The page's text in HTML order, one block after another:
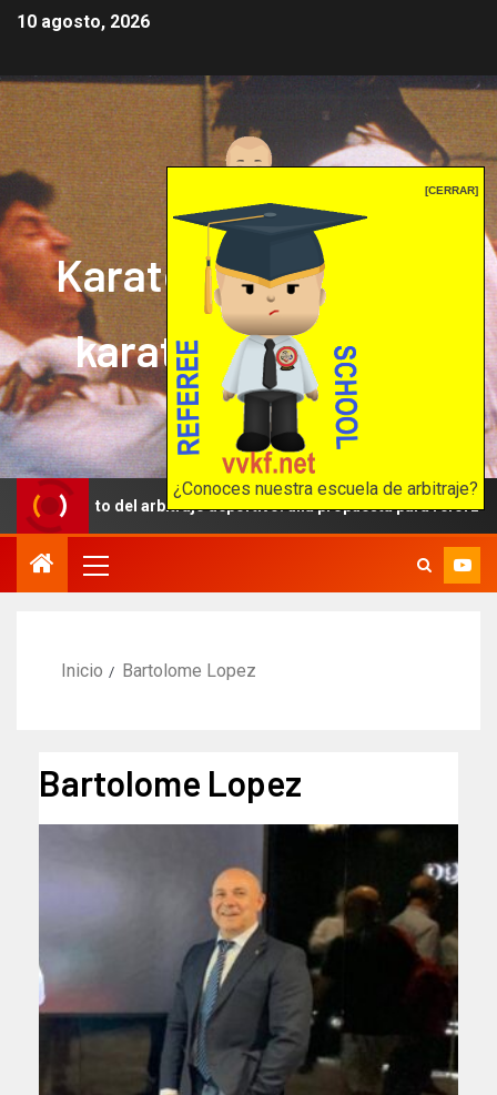
[CERRAR]
¿Conoces nuestra escuela de arbitraje?
10 agosto, 2026
Karate mrprepor: el
karate en internet
El karate en internet
ámbito del arbitraje deportivo: una propuesta para reforzar la
Inicio Bartolome Lopez
Bartolome Lopez